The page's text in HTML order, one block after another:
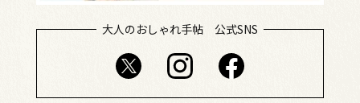
大人のおしゃれ手帖 公式SNS